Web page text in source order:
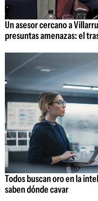
Un asesor cercano a
presuntas amenazas: el
Todos buscan oro en la
saben dónde cavar